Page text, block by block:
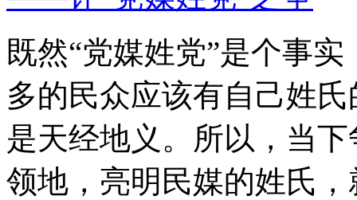
既然“党媒姓党”是个事
多的民众应该有自己姓
是天经地义。所以，当
领地，亮明民媒的姓氏